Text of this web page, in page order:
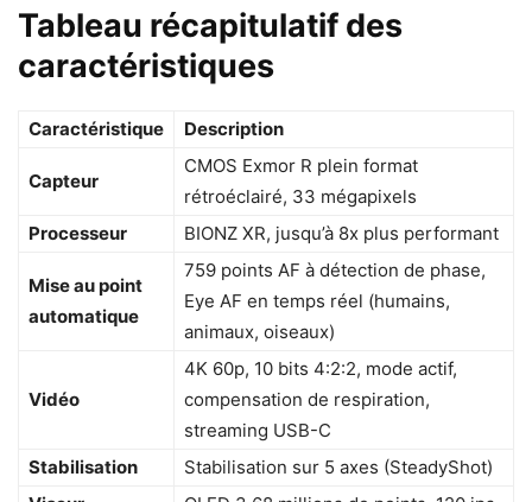
Tableau récapitulatif des
caractéristiques
Caractéristique Description
Capteur
CMOS Exmor R plein format
rétroéclairé, 33 mégapixels
Processeur
BIONZ XR, jusqu’à 8x plus performant
Mise au point
automatique
759 points AF à détection de phase,
Eye AF en temps réel (humains,
animaux, oiseaux)
Vidéo
4K 60p, 10 bits 4:2:2, mode actif,
compensation de respiration,
streaming USB-C
Stabilisation
Stabilisation sur 5 axes (SteadyShot)